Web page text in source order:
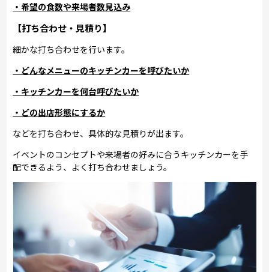
・希望の食数や来場者数見込み
【打ち合わせ・見積り】
細かな打ち合わせを行います。
・どんなメニューのキッチンカーを呼びたいか
・キッチンカーを何台呼びたいか
・どの出店形態にするか
などを打ち合わせ、具体的な見積りが出ます。
イベントのコンセプトや来場者の好みに合うキッチンカーを手
配できるよう、よく打ち合わせましょう。